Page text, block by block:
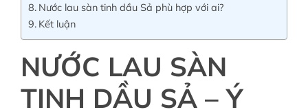
Nước lau sàn tinh dầu Sả phù hợp với ai?
Kết luận
NƯỚC LAU SÀN
TINH DẦU SẢ – Ý